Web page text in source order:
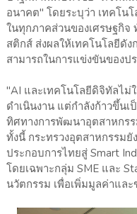
อนาคต" โดยระบุว่า เทคโน
ในทุกภาคส่วนของเศรษฐกิจ
สติกส์ ส่งผลให้เทคโนโลยีดั
สามารถในการแข่งขันของป
"AI และเทคโนโลยีดิจิทัลไม่
ดำเนินงาน แต่กำลังก้าวขึ้น
ทิศทางการพัฒนาอุตสาหกร
ทั้งนี้ กระทรวงอุตสาหกรรม
ประกอบการไทยสู่ Smart
โดยเฉพาะกลุ่ม SME และ
นวัตกรรม เพื่อเพิ่มมูลค่าแล